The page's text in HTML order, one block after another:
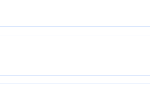
لازم برای برگزاری یک کلاس آنلاین با